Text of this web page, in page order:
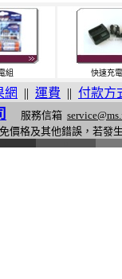
組 快速充
網 || 運費 || 付款方
服務信箱
價格及其他錯誤，若發